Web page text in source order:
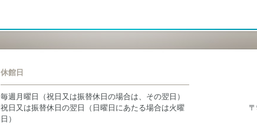
休館日
毎週月曜日（祝日又は振替休日の場合は、その翌日）
祝日又は振替休日の翌日（日曜日にあたる場合は火曜
日）